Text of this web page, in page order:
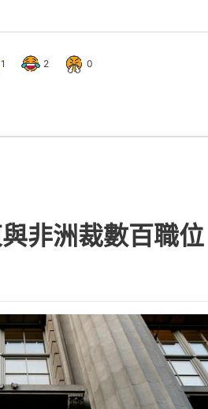
1 2 0
非洲裁數百職